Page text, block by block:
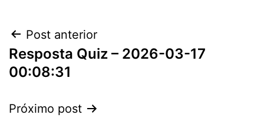
Navegação
de
Post anterior
Resposta Quiz – 2026-03-17
00:08:31
Próximo post